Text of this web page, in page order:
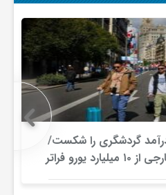
رونق گردشگری تابستانی
چین/ میراث ناملموس و
توجه